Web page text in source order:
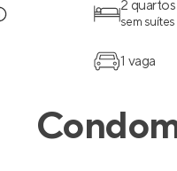
2 quartos
sem suítes
1 vaga